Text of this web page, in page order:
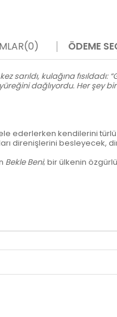
(0) ÖDEME
sarıldı, kulağına
yüreğini dağlıyordu. Her
ederlerken kendilerini
direnişlerini besleyecek,
Bekle Beni; bir ülkenin